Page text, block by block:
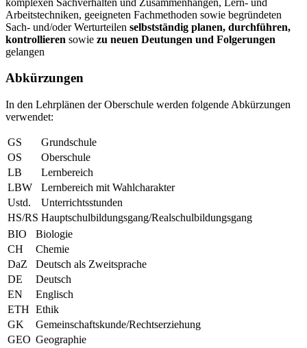
Arbeitstechniken, geeigneten Fachmethoden sowie begründeten
Sach- und/oder Werturteilen selbstständig planen, durchführen,
kontrollieren sowie zu neuen Deutungen und Folgerungen
gelangen
Abkürzungen
In den Lehrplänen der Oberschule werden folgende Abkürzungen
verwendet:
GS
Grundschule
OS
Oberschule
LB
Lernbereich
LBW
Lernbereich mit Wahlcharakter
Ustd.
Unterrichtsstunden
HS/RS Hauptschulbildungsgang/Realschulbildungsgang
BIO
Biologie
CH
Chemie
DaZ
Deutsch als Zweitsprache
DE
Deutsch
EN
Englisch
ETH Ethik
GK
Gemeinschaftskunde/Rechtserziehung
GEO Geographie